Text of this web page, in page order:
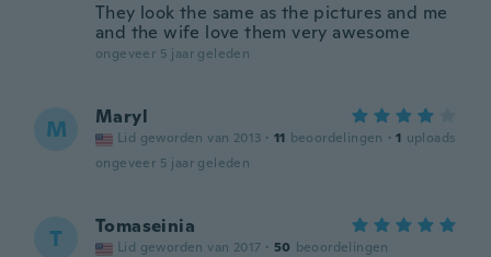
They look the same as the pictures and me
and the wife love them very awesome
ongeveer 5 jaar geleden
M Maryl
Lid geworden van 2013 · 11 beoordelingen · 1 uploads
ongeveer 5 jaar geleden
T Tomaseinia
Lid geworden van 2017 · 50 beoordelingen